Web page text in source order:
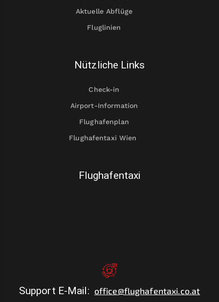
Aktuelle Abflüge
Fluglinien
Nützliche Links
Check-in
Airport-Information
Flughafenplan
Flughafentaxi Wien
Flughafentaxi
Support E-Mail: office@flughafentaxi.co.at